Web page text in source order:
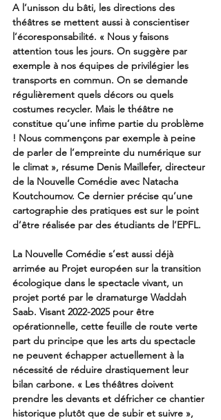
A l’unisson du bâti, les directions des
théâtres se mettent aussi à conscientiser
l’écoresponsabilité. « Nous y faisons
attention tous les jours. On suggère par
exemple à nos équipes de privilégier les
transports en commun. On se demande
régulièrement quels décors ou quels
costumes recycler. Mais le théâtre ne
constitue qu’une infime partie du problème
! Nous commençons par exemple à peine
de parler de l’empreinte du numérique sur
le climat », résume Denis Maillefer, directeur
de la Nouvelle Comédie avec Natacha
Koutchoumov. Ce dernier précise qu’une
cartographie des pratiques est sur le point
d’être réalisée par des étudiants de l’EPFL.
La Nouvelle Comédie s’est aussi déjà
arrimée au Projet européen sur la transition
écologique dans le spectacle vivant, un
projet porté par le dramaturge Waddah
Saab. Visant 2022-2025 pour être
opérationnelle, cette feuille de route verte
part du principe que les arts du spectacle
ne peuvent échapper actuellement à la
nécessité de réduire drastiquement leur
bilan carbone. « Les théâtres doivent
prendre les devants et défricher ce chantier
historique plutôt que de subir et suivre »,